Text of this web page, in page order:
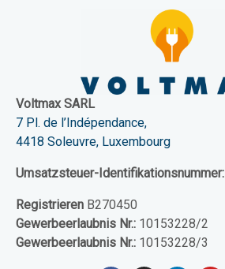
Voltmax SARL
7 Pl. de l’Indépendance,
4418 Soleuvre, Luxembourg
Umsatzsteuer-Identifikationsnummer:
Registrieren B270450
Gewerbeerlaubnis Nr.: 10153228/2
Gewerbeerlaubnis Nr.: 10153228/3